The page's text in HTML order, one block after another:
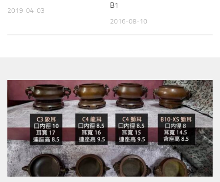
2019-04-03
B1
2016-08-10